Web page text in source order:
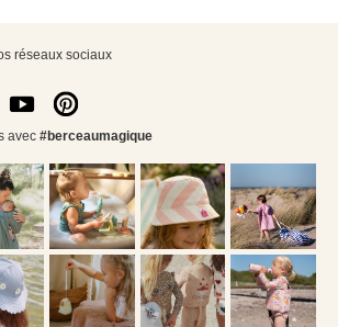
réseaux sociaux
avec #berceaumagique